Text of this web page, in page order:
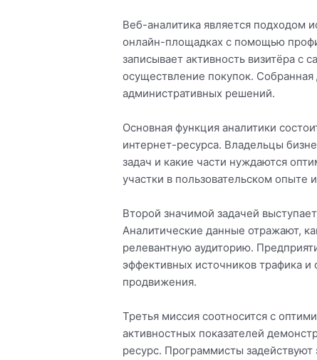
Веб-аналитика является подходом
онлайн-площадках с помощью
записывает активность визитёра
осуществление покупок.
административных решений.
Основная функция аналитики
интернет-ресурса. Владельцы
задач и какие части нуждаются
участки в пользовательском опыте
Второй значимой задачей
Аналитические данные отражают,
релевантную аудиторию.
эффективных источников трафика
продвижения.
Третья миссия соотносится с
активностных показателей
ресурс. Программисты